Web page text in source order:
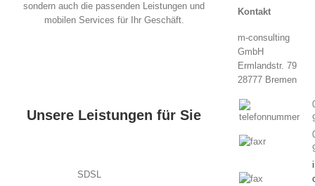
sondern auch die passenden Leistungen und
mobilen Services für Ihr Geschäft.
Unsere Leistungen für Sie
SDSL
Kontakt
m-consulting
GmbH
Ermlandstr. 79
28777 Bremen